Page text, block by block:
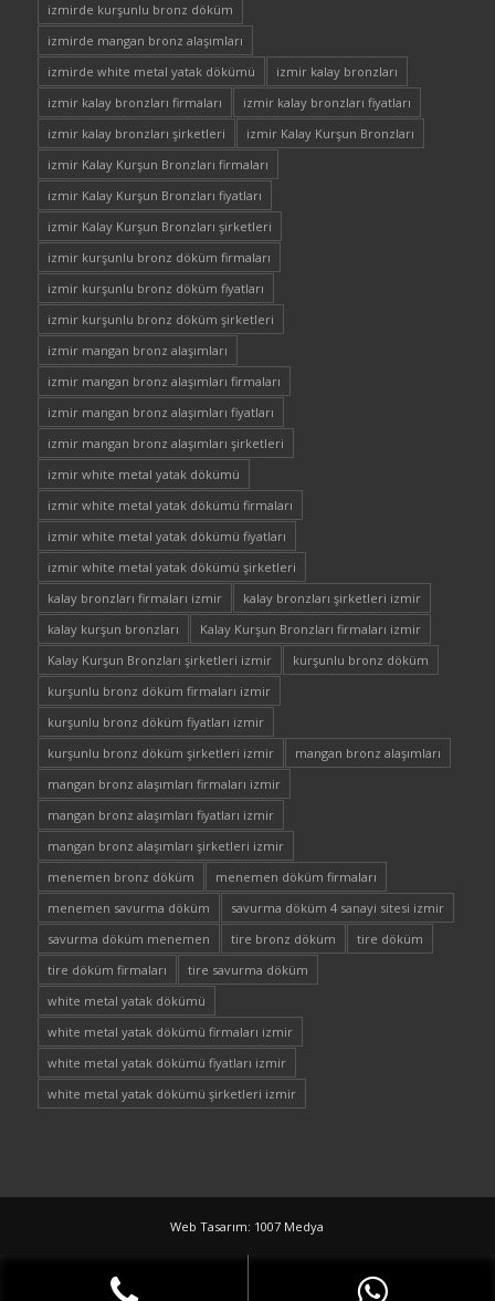
izmirde kurşunlu bronz döküm
izmirde mangan bronz alaşımları
izmirde white metal yatak dökümü
izmir kalay bronzları
izmir kalay bronzları firmaları
izmir kalay bronzları fiyatları
izmir kalay bronzları şirketleri
izmir Kalay Kurşun Bronzları
izmir Kalay Kurşun Bronzları firmaları
izmir Kalay Kurşun Bronzları fiyatları
izmir Kalay Kurşun Bronzları şirketleri
izmir kurşunlu bronz döküm firmaları
izmir kurşunlu bronz döküm fiyatları
izmir kurşunlu bronz döküm şirketleri
izmir mangan bronz alaşımları
izmir mangan bronz alaşımları firmaları
izmir mangan bronz alaşımları fiyatları
izmir mangan bronz alaşımları şirketleri
izmir white metal yatak dökümü
izmir white metal yatak dökümü firmaları
izmir white metal yatak dökümü fiyatları
izmir white metal yatak dökümü şirketleri
kalay bronzları firmaları izmir
kalay bronzları şirketleri izmir
kalay kurşun bronzları
Kalay Kurşun Bronzları firmaları izmir
Kalay Kurşun Bronzları şirketleri izmir
kurşunlu bronz döküm
kurşunlu bronz döküm firmaları izmir
kurşunlu bronz döküm fiyatları izmir
kurşunlu bronz döküm şirketleri izmir
mangan bronz alaşımları
mangan bronz alaşımları firmaları izmir
mangan bronz alaşımları fiyatları izmir
mangan bronz alaşımları şirketleri izmir
menemen bronz döküm
menemen döküm firmaları
menemen savurma döküm
savurma döküm 4 sanayi sitesi izmir
savurma döküm menemen
tire bronz döküm
tire döküm
tire döküm firmaları
tire savurma döküm
white metal yatak dökümü
white metal yatak dökümü firmaları izmir
white metal yatak dökümü fiyatları izmir
white metal yatak dökümü şirketleri izmir
Web Tasarım: 1007 Medya